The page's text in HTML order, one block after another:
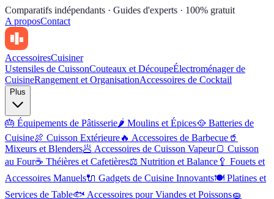
Comparatifs indépendants · Guides d'experts · 100% gratuit
A proposContact
AccessoiresCuisiner
Ustensiles de CuissonCouteaux et DécoupeÉlectroménager de
CuisineRangement et OrganisationAccessoires de Cocktail
Plus
🎂 Équipements de Pâtisserie🌶 Moulins et Épices🥘 Batteries de
Cuisine🍖 Cuisson Extérieure🔥 Accessoires de Barbecue 🥤
Mixeurs et Blenders🥟 Accessoires de Cuisson Vapeur🍞 Cuisson
au Four☕ Théières et Cafetières⚖️ Nutrition et Balance 🥄 Fouets et
Accessoires Manuels🔌 Gadgets de Cuisine Innovants🍽 Platines et
Services de Table🐟 Accessoires pour Viandes et Poissons🧽